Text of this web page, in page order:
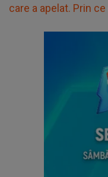
care a apelat. Prin